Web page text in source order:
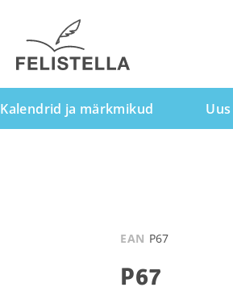
Kalendrid ja märkmikud Uus
EAN P67
P67